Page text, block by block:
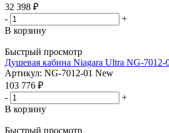
32 398 ₽
-
+
В корзину
Быстрый просмотр
Душевая кабина Niagara Ultra NG-7012-
Артикул: NG-7012-01 New
103 776 ₽
-
+
В корзину
Быстрый просмотр